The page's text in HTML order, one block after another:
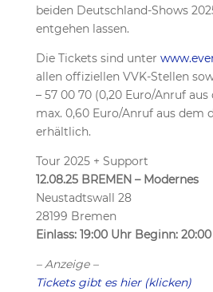
beiden Deutschland-Shows
entgehen lassen.
Die Tickets sind unter
allen offiziellen VVK-Stellen
– 57 00 70 (0,20 Euro/Anruf
max. 0,60 Euro/Anruf aus dem
erhältlich.
Tour 2025 + Support
12.08.25 BREMEN – Modernes
Neustadtswall 28
28199 Bremen
Einlass: 19:00 Uhr Beginn:
– Anzeige –
Tickets gibt es hier (klicken)